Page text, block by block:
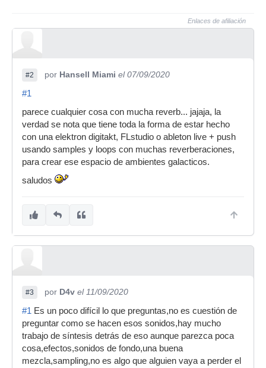
Enlaces de afiliación
#2 por Hansell Miami el 07/09/2020
#1
parece cualquier cosa con mucha reverb... jajaja, la
verdad se nota que tiene toda la forma de estar hecho
con una elektron digitakt, FLstudio o ableton live + push
usando samples y loops con muchas reverberaciones,
para crear ese espacio de ambientes galacticos.
saludos
#3 por D4v el 11/09/2020
#1 Es un poco difícil lo que preguntas,no es cuestión de
preguntar como se hacen esos sonidos,hay mucho
trabajo de síntesis detrás de eso aunque parezca poca
cosa,efectos,sonidos de fondo,una buena
mezcla,sampling,no es algo que alguien vaya a perder el